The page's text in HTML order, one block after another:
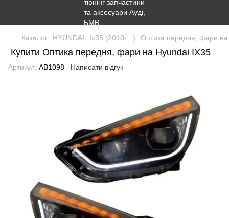
Каталог HYUNDAI Ix35 (2010-...) Оптика передня, фари
Купити Оптика передня, фари на Hyundai IX35
Артикул: AB1098 Написати відгук